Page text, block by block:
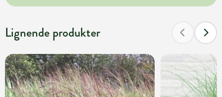
Lignende produkter